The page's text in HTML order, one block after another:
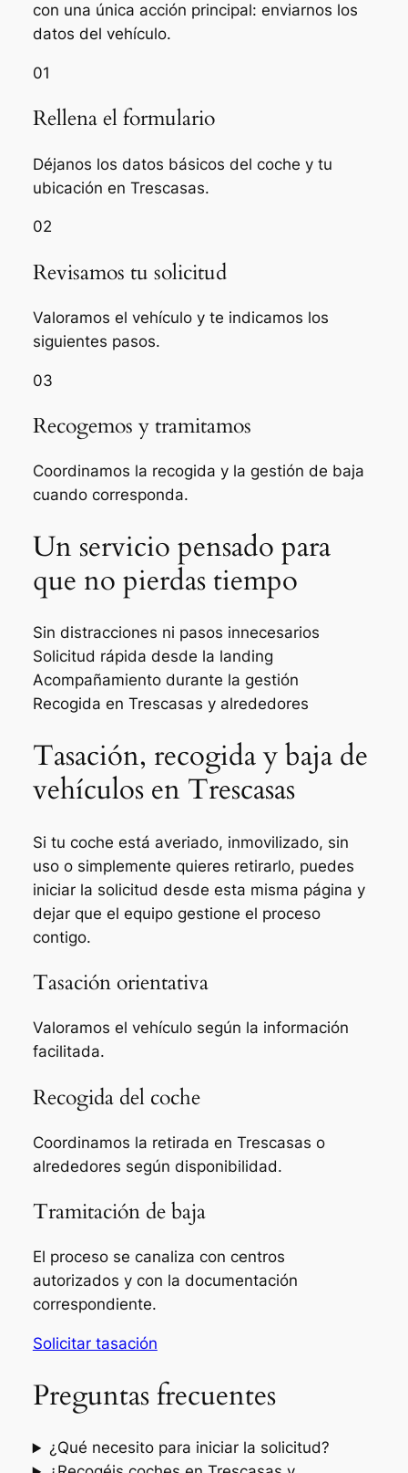
con una única acción principal: enviarnos los
datos del vehículo.
01
Rellena el formulario
Déjanos los datos básicos del coche y tu
ubicación en Trescasas.
02
Revisamos tu solicitud
Valoramos el vehículo y te indicamos los
siguientes pasos.
03
Recogemos y tramitamos
Coordinamos la recogida y la gestión de baja
cuando corresponda.
Un servicio pensado para
que no pierdas tiempo
Sin distracciones ni pasos innecesarios
Solicitud rápida desde la landing
Acompañamiento durante la gestión
Recogida en Trescasas y alrededores
Tasación, recogida y baja de
vehículos en Trescasas
Si tu coche está averiado, inmovilizado, sin
uso o simplemente quieres retirarlo, puedes
iniciar la solicitud desde esta misma página y
dejar que el equipo gestione el proceso
contigo.
Tasación orientativa
Valoramos el vehículo según la información
facilitada.
Recogida del coche
Coordinamos la retirada en Trescasas o
alrededores según disponibilidad.
Tramitación de baja
El proceso se canaliza con centros
autorizados y con la documentación
correspondiente.
Solicitar tasación
Preguntas frecuentes
¿Qué necesito para iniciar la solicitud?